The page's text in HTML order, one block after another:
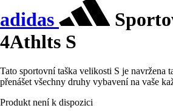
adidas
4Athlts S
Tato sportovní taška velikosti S je navržena
přenášet všechny druhy vybavení na vaše
Produkt není k dispozici